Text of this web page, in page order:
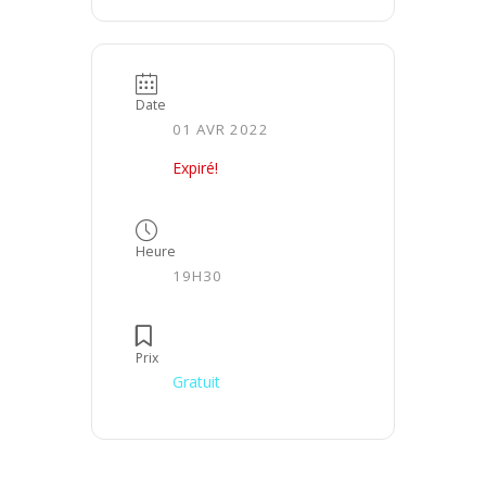
Date
01 AVR 2022
Expiré!
Heure
19H30
Prix
Gratuit